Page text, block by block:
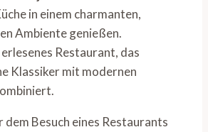
in einem charmanten,
Ambiente genießen.
erlesenes Restaurant, das
Klassiker mit modernen
dem Besuch eines Restaurants